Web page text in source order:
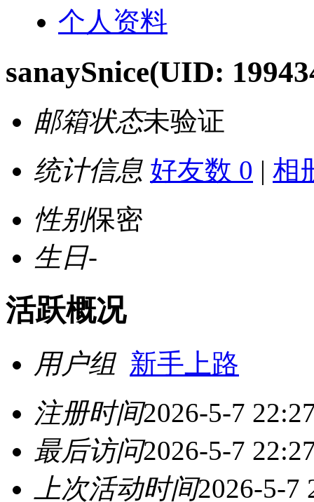
个人资料
sanaySnice(UID:
邮箱状态未验证
统计信息 好友数 0 | 相
性别保密
生日-
活跃概况
用户组 新手上路
注册时间2026-5-7
最后访问2026-5-7
上次活动时间2026-5-7